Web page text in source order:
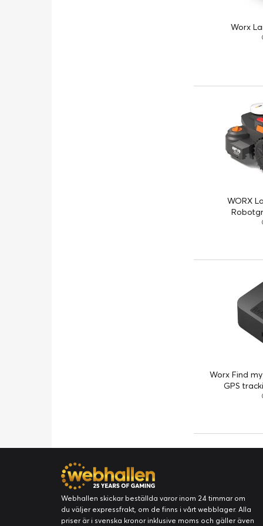
Worx
WORX
Worx Find
GPS
Webhallen skickar beställda varor inom 24 timmar om
du väljer expressfrakt, om de finns i vårt webblager. Alla
priser är i svenska kronor inklusive moms och gäller även